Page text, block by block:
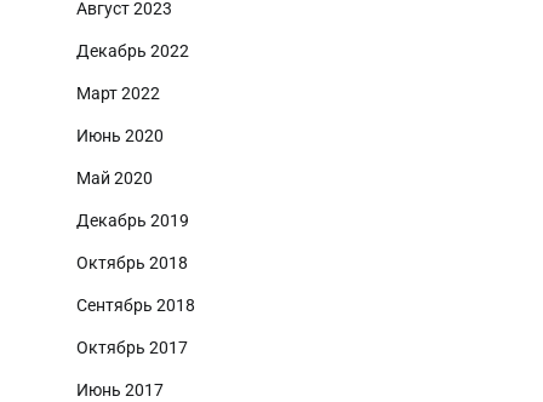
Август 2023
Декабрь 2022
Март 2022
Июнь 2020
Май 2020
Декабрь 2019
Октябрь 2018
Сентябрь 2018
Октябрь 2017
Июнь 2017